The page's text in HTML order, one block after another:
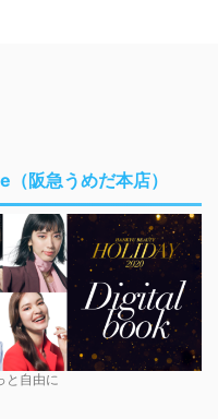
阪急うめだ本店）
と自由に